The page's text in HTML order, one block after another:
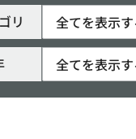
リ 全てを表示す
全てを表示す